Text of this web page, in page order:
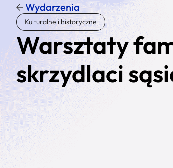
Znajdź atrakcję
Nazwa atrakcji
Wydarzenia
Kulturalne i historyczne
Warsztaty
skrzydlaci